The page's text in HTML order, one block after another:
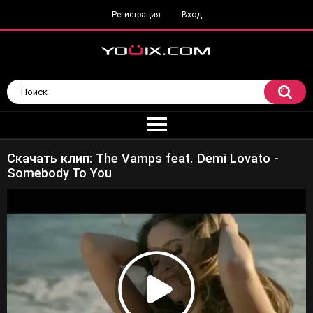
Регистрация Вход
Скачать клип: The Vamps feat. Demi Lovato -
Somebody To You